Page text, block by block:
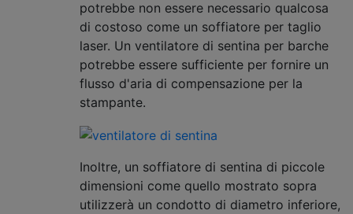
potrebbe non essere necessario qualcosa
di costoso come un soffiatore per taglio
laser. Un ventilatore di sentina per barche
potrebbe essere sufficiente per fornire un
flusso d'aria di compensazione per la
stampante.
Inoltre, un soffiatore di sentina di piccole
dimensioni come quello mostrato sopra
utilizzerà un condotto di diametro inferiore,